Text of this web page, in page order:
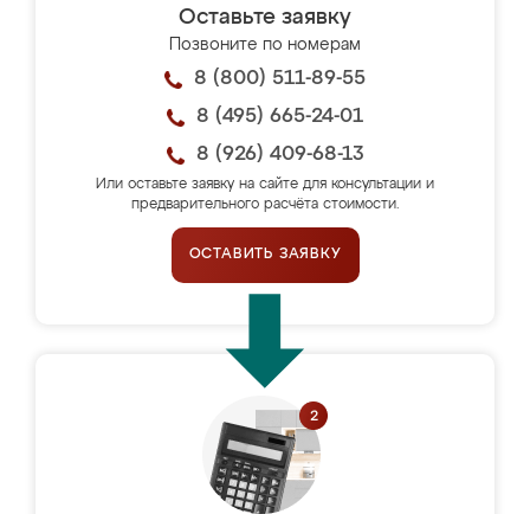
Оставьте заявку
Позвоните по номерам
8 (800) 511-89-55
8 (495) 665-24-01
8 (926) 409-68-13
Или оставьте заявку на сайте для консультации и
предварительного расчёта стоимости.
ОСТАВИТЬ ЗАЯВКУ